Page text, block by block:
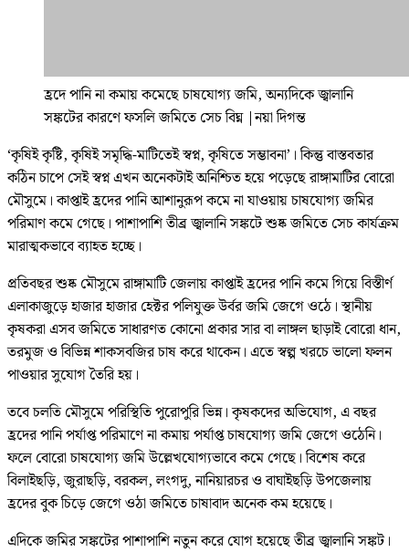
হ্রদে পানি না কমায় কমেছে চাষযোগ্য জমি, অন্যদিকে জ্বালানি
সঙ্কটের কারণে ফসলি জমিতে সেচ বিঘ্ন |নয়া দিগন্ত
‘কৃষিই কৃষ্টি, কৃষিই সমৃদ্ধি-মাটিতেই স্বপ্ন, কৃষিতে সম্ভাবনা’। কিন্তু বাস্তবতার
কঠিন চাপে সেই স্বপ্ন এখন অনেকটাই অনিশ্চিত হয়ে পড়েছে রাঙ্গামাটির বোরো
মৌসুমে। কাপ্তাই হ্রদের পানি আশানুরূপ কমে না যাওয়ায় চাষযোগ্য জমির
পরিমাণ কমে গেছে। পাশাপাশি তীব্র জ্বালানি সঙ্কটে শুষ্ক জমিতে সেচ কার্যক্রম
মারাত্মকভাবে ব্যাহত হচ্ছে।
প্রতিবছর শুষ্ক মৌসুমে রাঙ্গামাটি জেলায় কাপ্তাই হ্রদের পানি কমে গিয়ে বিস্তীর্ণ
এলাকাজুড়ে হাজার হাজার হেক্টর পলিযুক্ত উর্বর জমি জেগে ওঠে। স্থানীয়
কৃষকরা এসব জমিতে সাধারণত কোনো প্রকার সার বা লাঙ্গল ছাড়াই বোরো ধান,
তরমুজ ও বিভিন্ন শাকসবজির চাষ করে থাকেন। এতে স্বল্প খরচে ভালো ফলন
পাওয়ার সুযোগ তৈরি হয়।
তবে চলতি মৌসুমে পরিস্থিতি পুরোপুরি ভিন্ন। কৃষকদের অভিযোগ, এ বছর
হ্রদের পানি পর্যাপ্ত পরিমাণে না কমায় পর্যাপ্ত চাষযোগ্য জমি জেগে ওঠেনি।
ফলে বোরো চাষযোগ্য জমি উল্লেখযোগ্যভাবে কমে গেছে। বিশেষ করে
বিলাইছড়ি, জুরাছড়ি, বরকল, লংগদু, নানিয়ারচর ও বাঘাইছড়ি উপজেলায়
হ্রদের বুক চিড়ে জেগে ওঠা জমিতে চাষাবাদ অনেক কম হয়েছে।
এদিকে জমির সঙ্কটের পাশাপাশি নতুন করে যোগ হয়েছে তীব্র জ্বালানি সঙ্কট।